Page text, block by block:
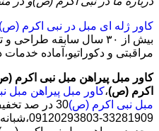
کاور ژله ای مبل در نبی اکرم
بیش از ٣٠ سال سابقه
مراقبتی و دکوراتیو،آماده
کاور مبل پیراهن مبل نبی اکرم
اکرم (ص)،کاور مبل پیراهن مبل
مبل نبی اکرم (ص)